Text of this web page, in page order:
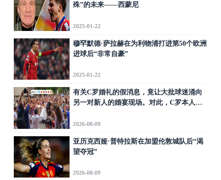
殊”的未来——西蒙尼
2025-01-22
穆罕默德·萨拉赫在为利物浦打进第50个欧洲
进球后“非常自豪”
2025-01-22
有关C罗婚礼的假消息，竟让大批球迷涌向
另一对新人的婚宴现场。对此，C罗本人直
2026-08-09
亚历克西娅·普特拉斯在加盟伦敦城队后“渴
望夺冠”
2026-08-09